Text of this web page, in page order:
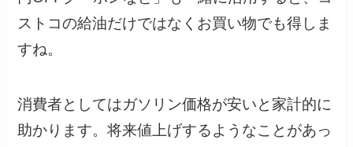
ストコの給油だけではなくお買い物でも得しま
すね。
消費者としてはガソリン価格が安いと家計的に
助かります。将来値上げするようなことがあっ